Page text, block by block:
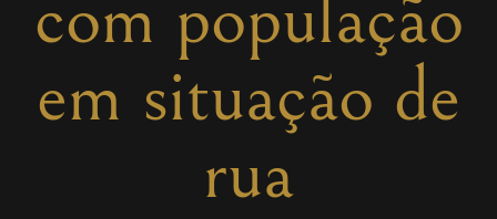
com população
em situação de
rua